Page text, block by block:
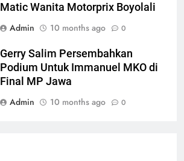
Matic Wanita Motorprix Boyolali
Admin
10 months ago 0
Gerry Salim Persembahkan
Podium Untuk Immanuel MKO di
Final MP Jawa
Admin
10 months ago 0